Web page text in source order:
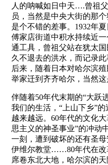
人的呐喊如日中天….曾祖
员，当然是中央大街的那
是个不错的差事。1932年
傅家店街道中积水持续近
通工具，曾祖父站在犹太
久不退去的洪水，而记录
后来，随着日本对哈尔滨
举家迁到齐齐哈尔，当然这
伴随着50年代末期的“大跃
我们的生活，“上山下乡”
越来越远。60年代的文化
思主义的神圣事业”的冲动
一刻，遭到破坏的还有圣
伊维尔教堂……80年代在改
席卷东北大地，哈尔滨的